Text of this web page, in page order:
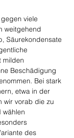
viele
weitgehend
Säurekondensate
milden
Beschädigung
Bei stark
etwa in der
wir vorab die zu
wählen
des